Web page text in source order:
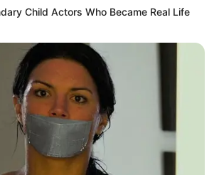
Child Actors Who Became Real Life